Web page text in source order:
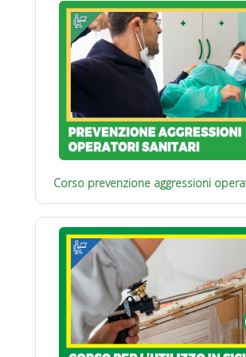
Corso prevenzione aggressioni